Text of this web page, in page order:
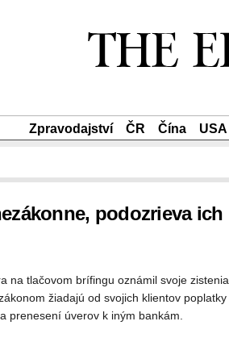
Zpravodajství ČR Čína USA
podozrieva ich
na tlačovom brífingu oznámil svoje zistenia,
žiadajú od svojich klientov poplatky
prenesení úverov k iným bankám.